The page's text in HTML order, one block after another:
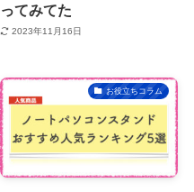
ってみてた
2023年11月16日
お役立ちコラム